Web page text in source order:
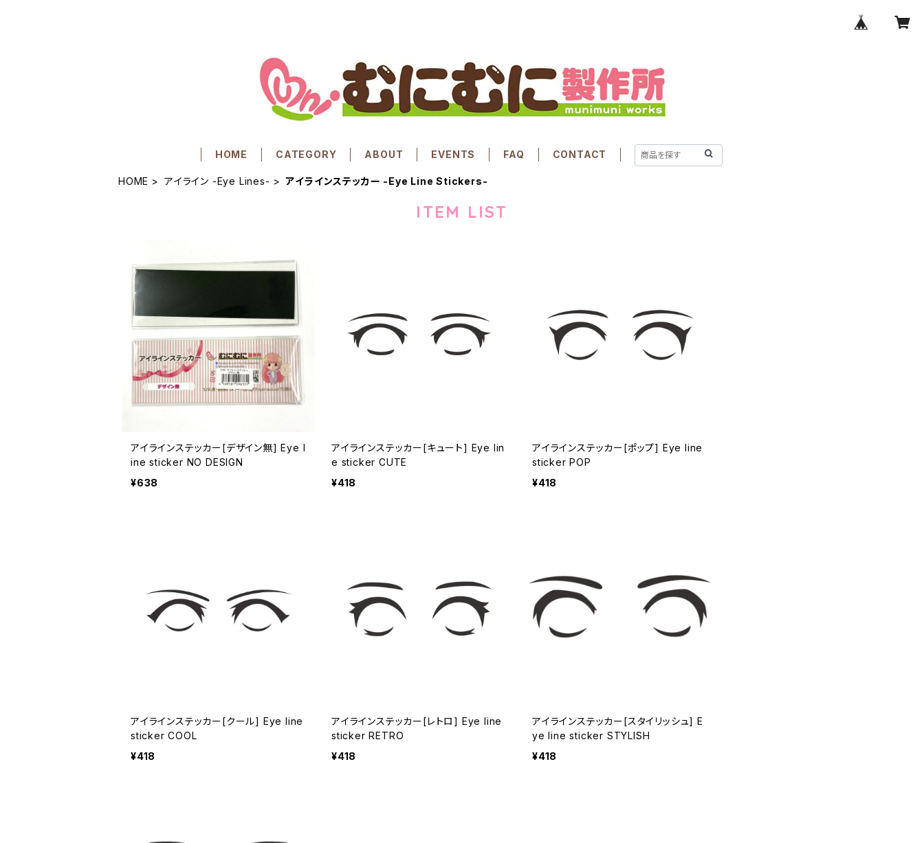
HOME CATEGORY ABOUT EVENTS FAQ CONTACT
HOME アイライン -Eye Lines- アイラインステッカー -Eye Line Stickers-
ITEM LIST
アイラインステッカー[デザイン無] Eye l
ine sticker NO DESIGN
¥638
アイラインステッカー[キュート] Eye lin
e sticker CUTE
¥418
アイラインステッカー[ポップ] Eye line
sticker POP
¥418
アイラインステッカー[クール] Eye line
sticker COOL
¥418
アイラインステッカー[レトロ] Eye line
sticker RETRO
¥418
アイラインステッカー[スタイリッシュ] E
ye line sticker STYLISH
¥418